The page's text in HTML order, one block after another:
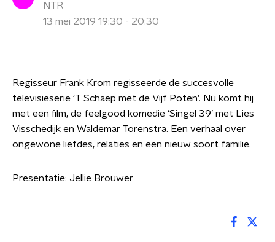
NTR
13 mei 2019 19:30 - 20:30
Regisseur Frank Krom regisseerde de succesvolle
televisieserie ‘T Schaep met de Vijf Poten’. Nu komt hij
met een film, de feelgood komedie ‘Singel 39’ met Lies
Visschedijk en Waldemar Torenstra. Een verhaal over
ongewone liefdes, relaties en een nieuw soort familie.
Presentatie: Jellie Brouwer